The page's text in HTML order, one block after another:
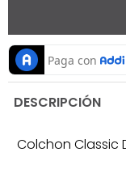
DESCRIPCIÓN
Colchon Classic